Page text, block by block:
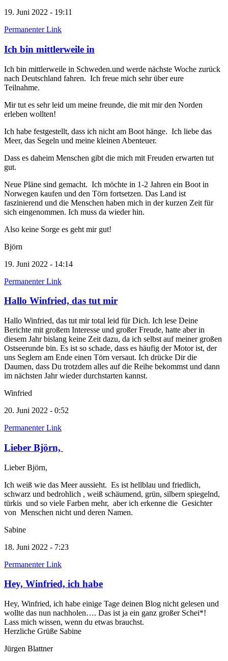
19. Juni 2022 - 19:11
Permanenter Link
Ich bin mittlerweile in
Ich bin mittlerweile in Schweden.und werde nächste Woche zurück
nach Deutschland fahren. Ich freue mich sehr über eure
Teilnahme.
Mir tut es sehr leid um meine freunde, die mit mir den Norden
erleben wollten!
Ich habe festgestellt, dass ich nicht am Boot hänge. Ich liebe das
Meer, das Segeln und meine kleinen Abenteuer.
Dass es daheim Menschen gibt die mich mit Freuden erwarten tut
gut.
Neue Pläne sind gemacht. Ich möchte in 1-2 Jahren ein Boot in
Norwegen kaufen und den Törn fortsetzen. Das Land ist
faszinierend und die Menschen haben mich in der kurzen Zeit für
sich eingenommen. Ich muss da wieder hin.
Also keine Sorge es geht mir gut!
Björn
19. Juni 2022 - 14:14
Permanenter Link
Hallo Winfried, das tut mir
Hallo Winfried, das tut mir total leid für Dich. Ich lese Deine
Berichte mit großem Interesse und großer Freude, hatte aber in
diesem Jahr bislang keine Zeit dazu, da ich selbst auf meiner großen
Ostseerunde bin. Es ist so schade, dass es häufig der Motor ist, der
uns Seglern am Ende einen Törn versaut. Ich drücke Dir die
Daumen, dass Du trotzdem alles auf die Reihe bekommst und dann
im nächsten Jahr wieder durchstarten kannst.
Winfried
20. Juni 2022 - 0:52
Permanenter Link
Lieber Björn,
Lieber Björn,
Ich weiß wie das Meer aussieht. Es ist hellblau und friedlich,
schwarz und bedrohlich , weiß schäumend, grün, silbern spiegelnd,
türkis und so viele Farben mehr, aber ich erkenne die Gesichter
von Menschen nicht und deren Namen.
Sabine
18. Juni 2022 - 7:23
Permanenter Link
Hey, Winfried, ich habe
Hey, Winfried, ich habe einige Tage deinen Blog nicht gelesen und
wollte das nun nachholen…. Das ist ja ein ganz großer Schei*!
Lass mich wissen, wenn du etwas brauchst.
Herzliche Grüße Sabine
Jürgen Blattner